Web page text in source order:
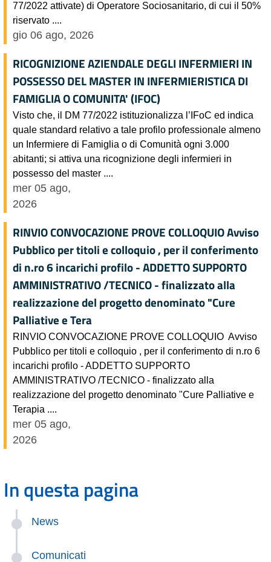
77/2022 attivate) di Operatore Sociosanitario, di cui il 50%
riservato ....
gio 06 ago, 2026
RICOGNIZIONE AZIENDALE DEGLI INFERMIERI IN
POSSESSO DEL MASTER IN INFERMIERISTICA DI
FAMIGLIA O COMUNITA' (IFOC)
Visto che, il DM 77/2022 istituzionalizza l’IFoC ed indica
quale standard relativo a tale profilo professionale almeno
un Infermiere di Famiglia o di Comunità ogni 3.000
abitanti; si attiva una ricognizione degli infermieri in
possesso del master ....
mer 05 ago,
2026
RINVIO CONVOCAZIONE PROVE COLLOQUIO Avviso
Pubblico per titoli e colloquio , per il conferimento
di n.ro 6 incarichi profilo - ADDETTO SUPPORTO
AMMINISTRATIVO /TECNICO - finalizzato alla
realizzazione del progetto denominato "Cure
Palliative e Tera
RINVIO CONVOCAZIONE PROVE COLLOQUIO Avviso
Pubblico per titoli e colloquio , per il conferimento di n.ro 6
incarichi profilo - ADDETTO SUPPORTO
AMMINISTRATIVO /TECNICO - finalizzato alla
realizzazione del progetto denominato "Cure Palliative e
Terapia ....
mer 05 ago,
2026
In questa pagina
News
Comunicati